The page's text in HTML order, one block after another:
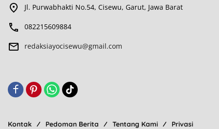
Jl. Purwabhakti No.54, Cisewu, Garut, Jawa Barat
082215609884
redaksiayocisewu@gmail.com
Kontak Pedoman Berita Tentang Kami Privasi